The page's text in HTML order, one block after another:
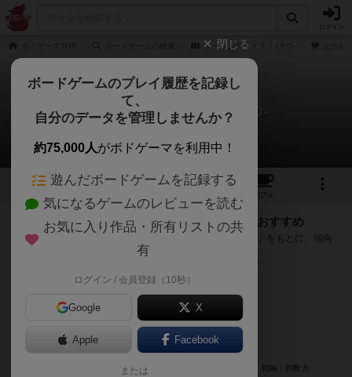
カーリングダイス！-UFO-
カーリングダイス！-UFO-
次のおすすめボードゲーム
1
カフェ
『カーリングダイス！-UFO-』が好きな方へのおすすめ
このゲームのトップページで投票された「プレイ感の評価」をもとに、傾向
が近いボードゲームをランキング形式で紹介します。
閉じる
ボードゲームのプレイ履歴を記録し
て、
自分のデータを管理しませんか？
約75,000人がボドゲーマを利用中！
遊んだボードゲームを記録する
気になるゲームのレビューを読む
お気に入り作品・所有リストの共
有
ログイン / 会員登録（10秒）
Google X
Apple Facebook
または